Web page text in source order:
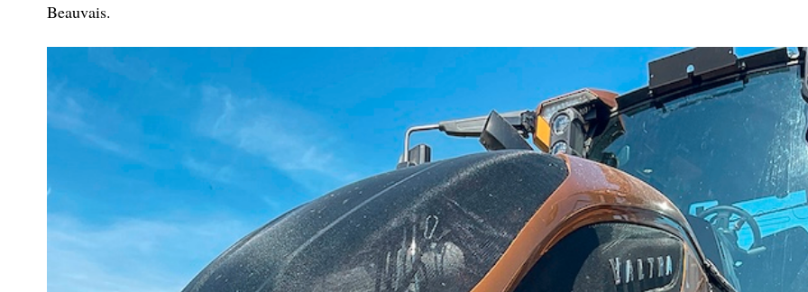
Beauvais.